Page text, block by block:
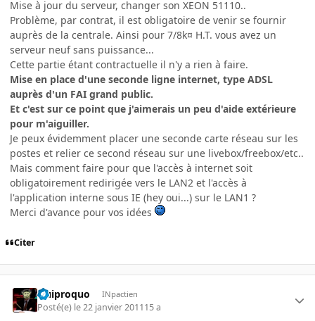
Mise à jour du serveur, changer son XEON 51110..
Problème, par contrat, il est obligatoire de venir se fournir
auprès de la centrale. Ainsi pour 7/8k¤ H.T. vous avez un
serveur neuf sans puissance...
Cette partie étant contractuelle il n'y a rien à faire.
Mise en place d'une seconde ligne internet, type ADSL
auprès d'un FAI grand public.
Et c'est sur ce point que j'aimerais un peu d'aide extérieure
pour m'aiguiller.
Je peux évidemment placer une seconde carte réseau sur les
postes et relier ce second réseau sur une livebox/freebox/etc..
Mais comment faire pour que l'accès à internet soit
obligatoirement redirigée vers le LAN2 et l'accès à
l'application interne sous IE (hey oui...) sur le LAN1 ?
Merci d'avance pour vos idées
Citer
Quiproquo INpactien
Posté(e) le 22 janvier 201115 a